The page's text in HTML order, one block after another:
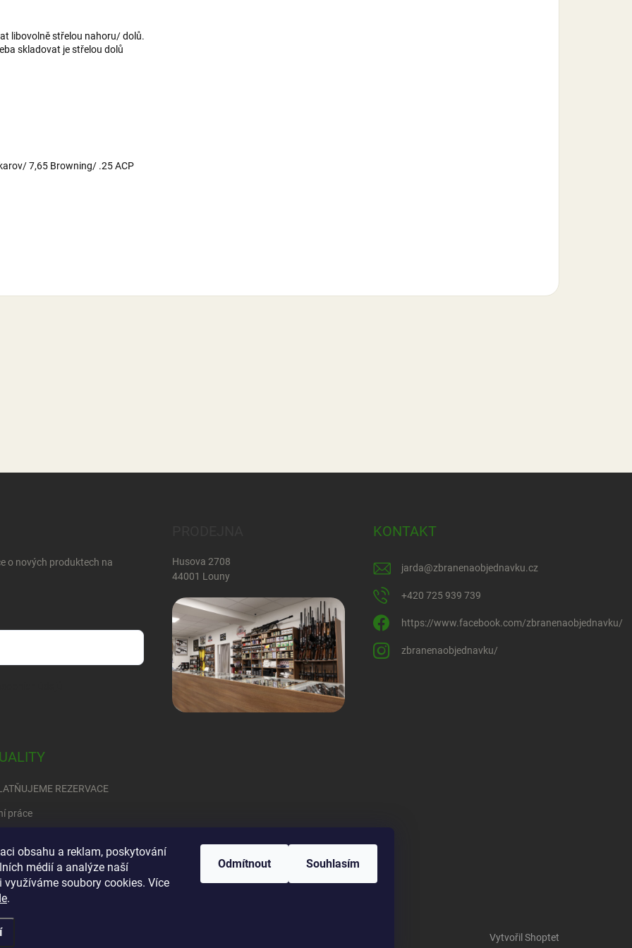
obsahu a reklam, poskytování
médií a analýze naší
využíváme soubory cookies. Více
.
Odmítnout Souhlasím
libovolně střelou nahoru/ dolů.
skladovat je střelou dolů
7,65 Browning/ .25 ACP
o nových produktech na
Husova 2708
44001 Louny
KONTAKT
jarda@zbranenaobjednavku.cz
+420 725 939 739
https://www.facebook.com/zbranenaobjednavku/
zbranenaobjednavku/
REZERVACE
práce
se rozhodnout….
Vytvořil Shoptet